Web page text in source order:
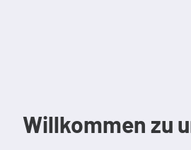
Willkommen zu